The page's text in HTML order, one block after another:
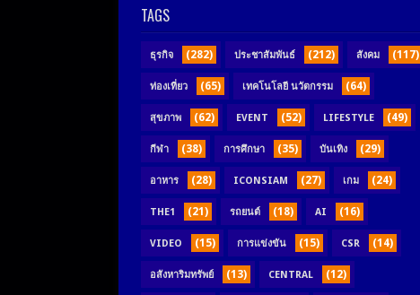
TAGS
ธุรกิจ (282) ประชาสัมพันธ์ (212) สังคม (117)
ท่องเที่ยว (65) เทคโนโลยี นวัตกรรม (64)
สุขภาพ (62) EVENT (52) LIFESTYLE (49)
กีฬา (38) การศึกษา (35) บันเทิง (29)
อาหาร (28) ICONSIAM (27) เกม (24)
THE1 (21) รถยนต์ (18) AI (16)
VIDEO (15) การแข่งขัน (15) CSR (14)
อสังหาริมทรัพย์ (13) CENTRAL (12)